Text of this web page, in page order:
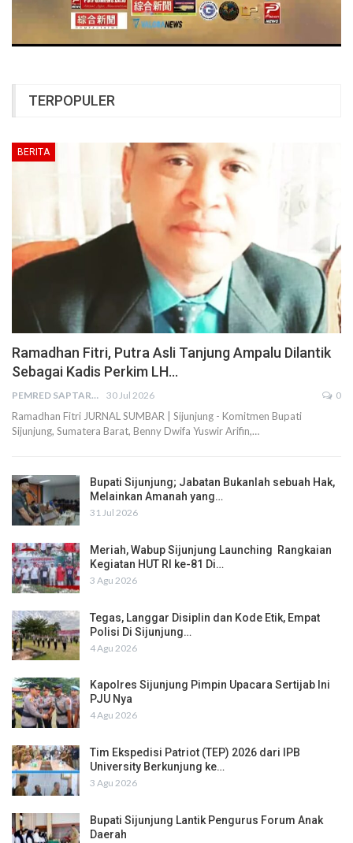
TERPOPULER
BERITA
Ramadhan Fitri, Putra Asli Tanjung Ampalu Dilantik
Sebagai Kadis Perkim LH…
PEMRED SAPTARIUS 30 Jul 2026 0
Ramadhan Fitri JURNAL SUMBAR | Sijunjung - Komitmen Bupati
Sijunjung, Sumatera Barat, Benny Dwifa Yuswir Arifin,…
Bupati Sijunjung; Jabatan Bukanlah sebuah Hak,
Melainkan Amanah yang…
31 Jul 2026
Meriah, Wabup Sijunjung Launching Rangkaian
Kegiatan HUT RI ke-81 Di…
3 Agu 2026
Tegas, Langgar Disiplin dan Kode Etik, Empat
Polisi Di Sijunjung…
4 Agu 2026
Kapolres Sijunjung Pimpin Upacara Sertijab Ini
PJU Nya
4 Agu 2026
Tim Ekspedisi Patriot (TEP) 2026 dari IPB
University Berkunjung ke…
3 Agu 2026
Bupati Sijunjung Lantik Pengurus Forum Anak
Daerah